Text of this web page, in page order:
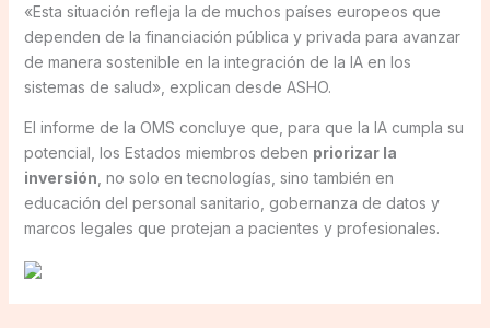
«Esta situación refleja la de muchos países europeos que
dependen de la financiación pública y privada para avanzar
de manera sostenible en la integración de la IA en los
sistemas de salud», explican desde ASHO.
El informe de la OMS concluye que, para que la IA cumpla su
potencial, los Estados miembros deben priorizar la
inversión , no solo en tecnologías, sino también en
educación del personal sanitario, gobernanza de datos y
marcos legales que protejan a pacientes y profesionales.